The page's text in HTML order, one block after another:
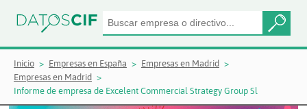
Inicio Empresas en España
Empresas en Madrid
Empresas en Madrid
Informe de empresa de Excelent Commercial Strategy Group Sl